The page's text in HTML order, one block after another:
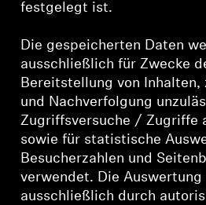
festgelegt ist.
Die gespeicherten Daten
ausschließlich für Zwecke
Bereitstellung von
und Nachverfolgung
Zugriffsversuche / Zugriffe
sowie für statistische
Besucherzahlen und
verwendet. Die
ausschließlich durch